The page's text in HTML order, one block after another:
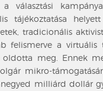
a választási
tájékoztatása
tradicionális
felismerve a
meg. Ennek
mikro-
milliárd dollár